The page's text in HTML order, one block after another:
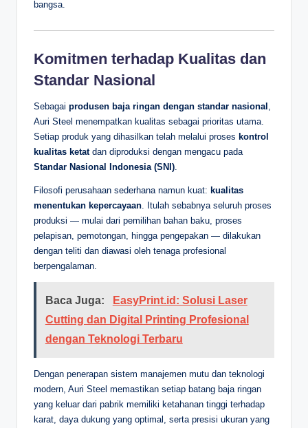
bangsa.
Komitmen terhadap Kualitas dan
Standar Nasional
Sebagai produsen baja ringan dengan standar nasional ,
Auri Steel menempatkan kualitas sebagai prioritas utama.
Setiap produk yang dihasilkan telah melalui proses kontrol
kualitas ketatdan diproduksi dengan mengacu pada
Standar Nasional Indonesia (SNI).
Filosofi perusahaan sederhana namun kuat: kualitas
menentukan kepercayaan. Itulah sebabnya seluruh proses
produksi — mulai dari pemilihan bahan baku, proses
pelapisan, pemotongan, hingga pengepakan — dilakukan
dengan teliti dan diawasi oleh tenaga profesional
berpengalaman.
Baca Juga:
EasyPrint.id: Solusi Laser
Cutting dan Digital Printing Profesional
dengan Teknologi Terbaru
Dengan penerapan sistem manajemen mutu dan teknologi
modern, Auri Steel memastikan setiap batang baja ringan
yang keluar dari pabrik memiliki ketahanan tinggi terhadap
karat, daya dukung yang optimal, serta presisi ukuran yang